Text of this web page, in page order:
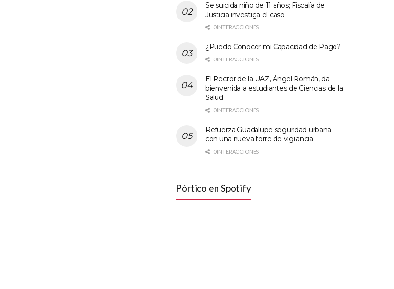
Se suicida niño de 11 años; Fiscalía de
Justicia investiga el caso
0 INTERACCIONES
¿Puedo Conocer mi Capacidad de Pago?
0 INTERACCIONES
El Rector de la UAZ, Ángel Román, da
bienvenida a estudiantes de Ciencias de la
Salud
0 INTERACCIONES
Refuerza Guadalupe seguridad urbana
con una nueva torre de vigilancia
0 INTERACCIONES
Pórtico en Spotify